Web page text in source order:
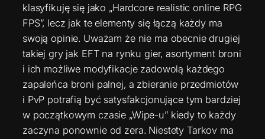
klasyfikuję się jako „Hardcore realistic online RPG
FPS”, lecz jak te elementy się łączą każdy ma
swoją opinie. Uważam że nie ma obecnie drugiej
takiej gry jak EFT na rynku gier, asortyment broni
i ich możliwe modyfikacje zadowolą każdego
zapaleńca broni palnej, a zbieranie przedmiotów
i PvP potrafią być satysfakcjonujące tym bardziej
w początkowym czasie „Wipe-u” kiedy to każdy
zaczyna ponownie od zera. Niestety Tarkov ma